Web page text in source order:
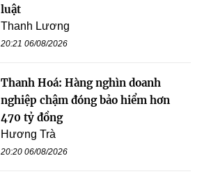
luật
Thanh Lương
20:21 06/08/2026
Thanh Hoá: Hàng nghìn doanh
nghiệp chậm đóng bảo hiểm hơn
470 tỷ đồng
Hương Trà
20:20 06/08/2026